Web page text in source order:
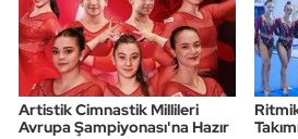
Artistik Cimnastik Millileri
Avrupa Şampiyonası'na Hazır